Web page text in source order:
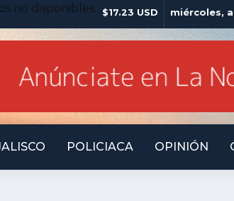
no disponibles. $17.23 USD miércoles,
POLICIACA OPINIÓN